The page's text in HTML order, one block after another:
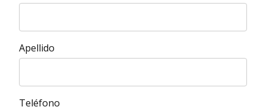
Apellido
Teléfono